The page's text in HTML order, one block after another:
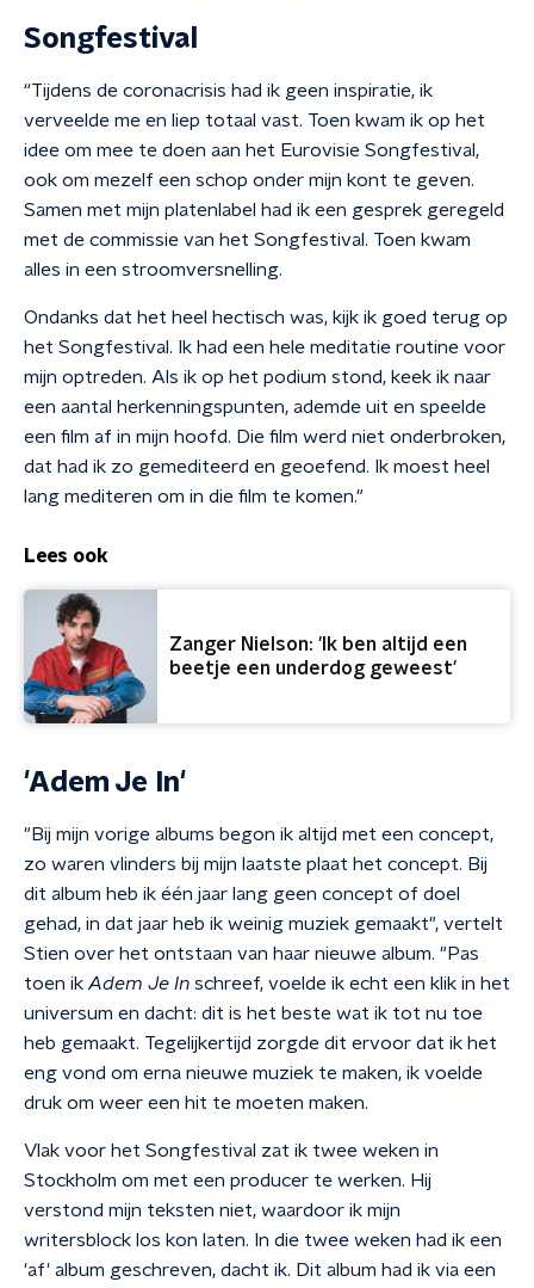
Songfestival
“Tijdens de coronacrisis had ik geen inspiratie, ik
verveelde me en liep totaal vast. Toen kwam ik op het
idee om mee te doen aan het Eurovisie Songfestival,
ook om mezelf een schop onder mijn kont te geven.
Samen met mijn platenlabel had ik een gesprek geregeld
met de commissie van het Songfestival. Toen kwam
alles in een stroomversnelling.
Ondanks dat het heel hectisch was, kijk ik goed terug op
het Songfestival. Ik had een hele meditatie routine voor
mijn optreden. Als ik op het podium stond, keek ik naar
een aantal herkenningspunten, ademde uit en speelde
een film af in mijn hoofd. Die film werd niet onderbroken,
dat had ik zo gemediteerd en geoefend. Ik moest heel
lang mediteren om in die film te komen."
Lees ook
Zanger Nielson: 'Ik ben altijd een
beetje een underdog geweest'
'Adem Je In'
"Bij mijn vorige albums begon ik altijd met een concept,
zo waren vlinders bij mijn laatste plaat het concept. Bij
dit album heb ik één jaar lang geen concept of doel
gehad, in dat jaar heb ik weinig muziek gemaakt", vertelt
Stien over het ontstaan van haar nieuwe album. "Pas
toen ik Adem Je In schreef, voelde ik echt een klik in het
universum en dacht: dit is het beste wat ik tot nu toe
heb gemaakt. Tegelijkertijd zorgde dit ervoor dat ik het
eng vond om erna nieuwe muziek te maken, ik voelde
druk om weer een hit te moeten maken.
Vlak voor het Songfestival zat ik twee weken in
Stockholm om met een producer te werken. Hij
verstond mijn teksten niet, waardoor ik mijn
writersblock los kon laten. In die twee weken had ik een
'af' album geschreven, dacht ik. Dit album had ik via een